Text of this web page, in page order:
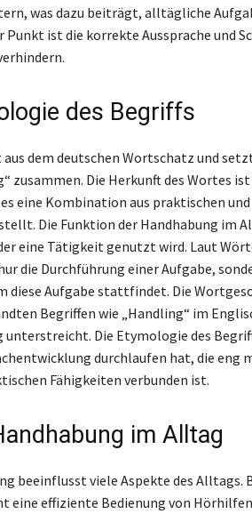
was dazu beiträgt, alltägliche
ist die korrekte Aussprache und
des Begriffs
dem deutschen Wortschatz und
zusammen. Die Herkunft des Wortes
eine Kombination aus praktischen und
Die Funktion der Handhabung im
eine Tätigkeit genutzt wird. Laut
die Durchführung einer Aufgabe,
diese Aufgabe stattfindet. Die
Begriffen wie „Handling“ im
Die Etymologie des
durchlaufen hat, die eng
Fähigkeiten verbunden ist.
im Alltag
beeinflusst viele Aspekte des Alltags.
eine effiziente Bedienung von